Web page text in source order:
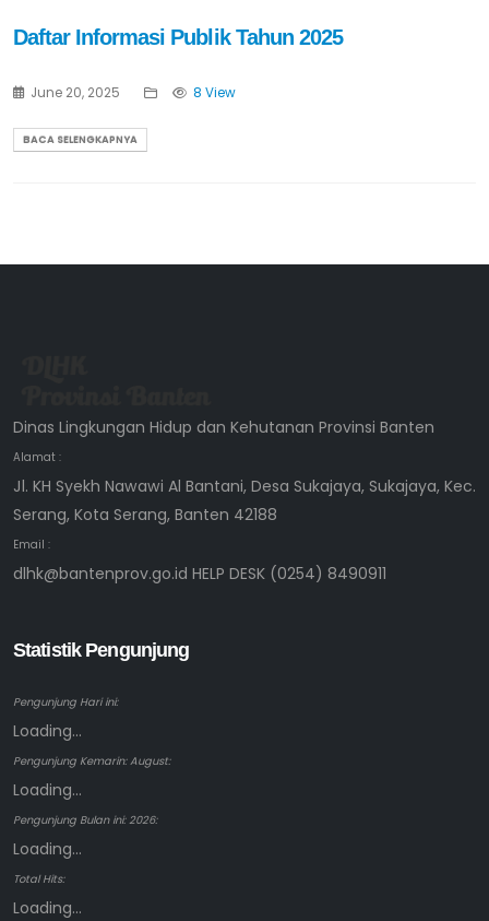
Daftar Informasi Publik Tahun 2025
June 20, 2025 8 View
BACA SELENGKAPNYA
Dinas Lingkungan Hidup dan Kehutanan Provinsi Banten
Alamat :
Jl. KH Syekh Nawawi Al Bantani, Desa Sukajaya, Sukajaya, Kec.
Serang, Kota Serang, Banten 42188
Email :
dlhk@bantenprov.go.id HELP DESK (0254) 8490911
Statistik Pengunjung
Pengunjung Hari ini:
Loading...
Pengunjung Kemarin: August:
Loading...
Pengunjung Bulan ini: 2026:
Loading...
Total Hits:
Loading...